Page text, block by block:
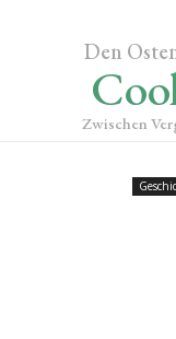
Den
Zwischen